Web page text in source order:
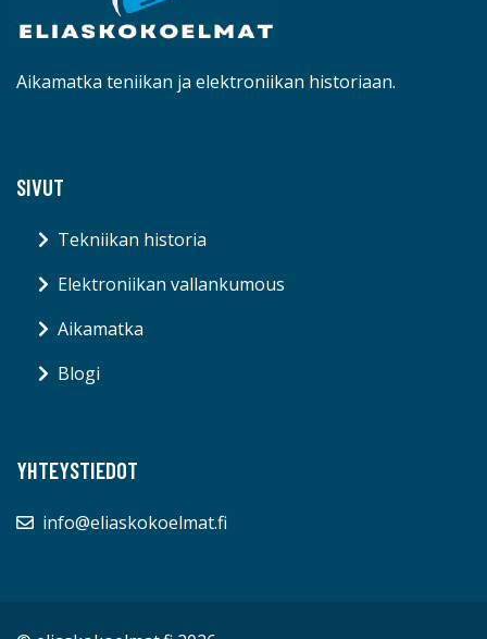
Aikamatka teniikan ja elektroniikan historiaan.
SIVUT
Tekniikan historia
Elektroniikan vallankumous
Aikamatka
Blogi
YHTEYSTIEDOT
info@eliaskokoelmat.fi